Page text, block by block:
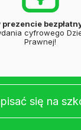
prezencie
cyfrowego
Prawnej!
się na